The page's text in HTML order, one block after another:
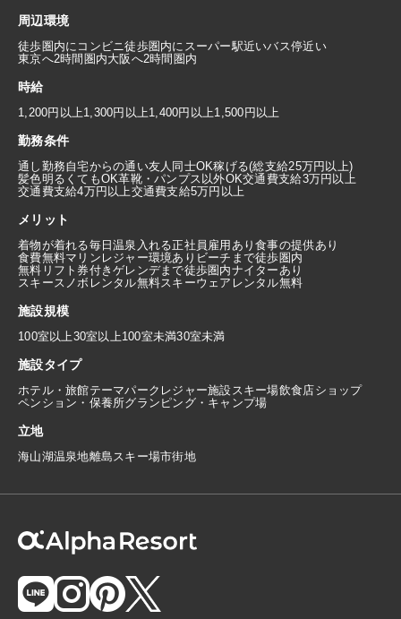
周辺環境
徒歩圏内にコンビニ徒歩圏内にスーパー駅近いバス停近い
東京へ2時間圏内大阪へ2時間圏内
時給
1,200円以上1,300円以上1,400円以上1,500円以上
勤務条件
通し勤務自宅からの通い友人同士OK稼げる(総支給25万円以上)
髪色明るくてもOK革靴・パンプス以外OK交通費支給3万円以上
交通費支給4万円以上交通費支給5万円以上
メリット
着物が着れる毎日温泉入れる正社員雇用あり食事の提供あり
食費無料マリンレジャー環境あり ビーチまで徒歩圏内
無料リフト券付きゲレンデまで徒歩圏内ナイターあり
スキースノボレンタル無料スキーウェアレンタル無料
施設規模
100室以上30室以上100室未満30室未満
施設タイプ
ホテル・旅館テーマパーク レジャー施設スキー場飲食店ショップ
ペンション・保養所グランピング・キャンプ場
立地
海山湖温泉地離島スキー場市街地